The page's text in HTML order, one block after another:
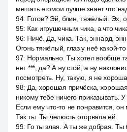
мешать егомои лучше знает что
94: Готов? Эй, блин, тяжёлый. Эх,
95: Как игрушечным чика, а что
96: Ничё. Да, чика. Так, эннард,
Огонь тяжёлый, глаз у неё какой-то
97: Нормально. Ты хотел вообще
нет ***, да? А ну стой, а ну
посмотреть. Ну, такую, я не
98: Да, хорошая причёска,
никому тебе ничего приказывать. У
Если ему что-то не понравится,
Так ты. Ты челюсть оторвала ей.
99: Го ты злая. А ты же добрая. Ты